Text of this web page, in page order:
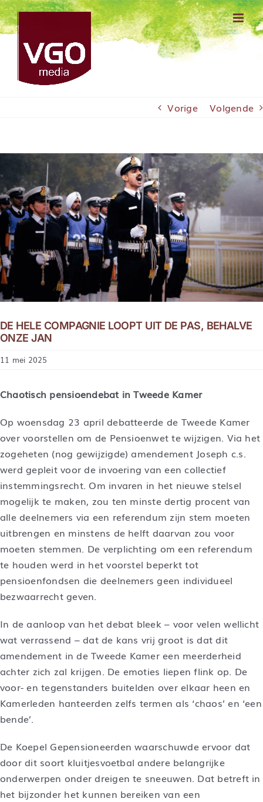
Ga
naar
inhoud
Vorige Volgende
DE HELE COMPAGNIE LOOPT UIT DE PAS, BEHALVE
ONZE JAN
11 mei 2025
Chaotisch pensioendebat in Tweede Kamer
Op woensdag 23 april debatteerde de Tweede Kamer
over voorstellen om de Pensioenwet te wijzigen. Via het
zogeheten (nog gewijzigde) amendement Joseph c.s.
werd gepleit voor de invoering van een collectief
instemmingsrecht. Om invaren in het nieuwe stelsel
mogelijk te maken, zou ten minste dertig procent van
alle deelnemers via een referendum zijn stem moeten
uitbrengen en minstens de helft daarvan zou voor
moeten stemmen. De verplichting om een referendum
te houden werd in het voorstel beperkt tot
pensioenfondsen die deelnemers geen individueel
bezwaarrecht geven.
In de aanloop van het debat bleek – voor velen wellicht
wat verrassend – dat de kans vrij groot is dat dit
amendement in de Tweede Kamer een meerderheid
achter zich zal krijgen. De emoties liepen flink op. De
voor- en tegenstanders buitelden over elkaar heen en
Kamerleden hanteerden zelfs termen als ‘chaos’ en ‘een
bende’.
De Koepel Gepensioneerden waarschuwde ervoor dat
door dit soort kluitjesvoetbal andere belangrijke
onderwerpen onder dreigen te sneeuwen. Dat betreft in
het bijzonder het kunnen bereiken van een